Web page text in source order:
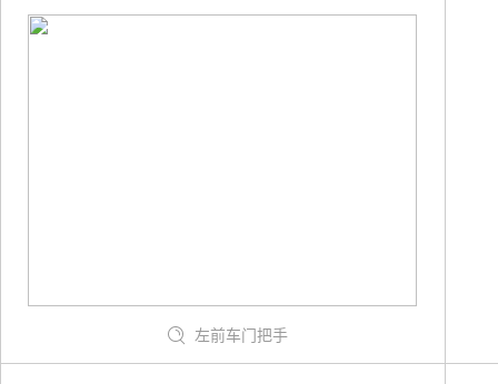
左前车门把手